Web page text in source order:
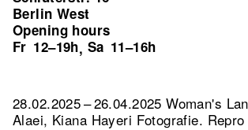
Berlin West
Opening hours
Fr 12–19h, Sa 11–16h
28.02.2025 – 26.04.2025 Woman's
Alaei, Kiana Hayeri Fotografie.